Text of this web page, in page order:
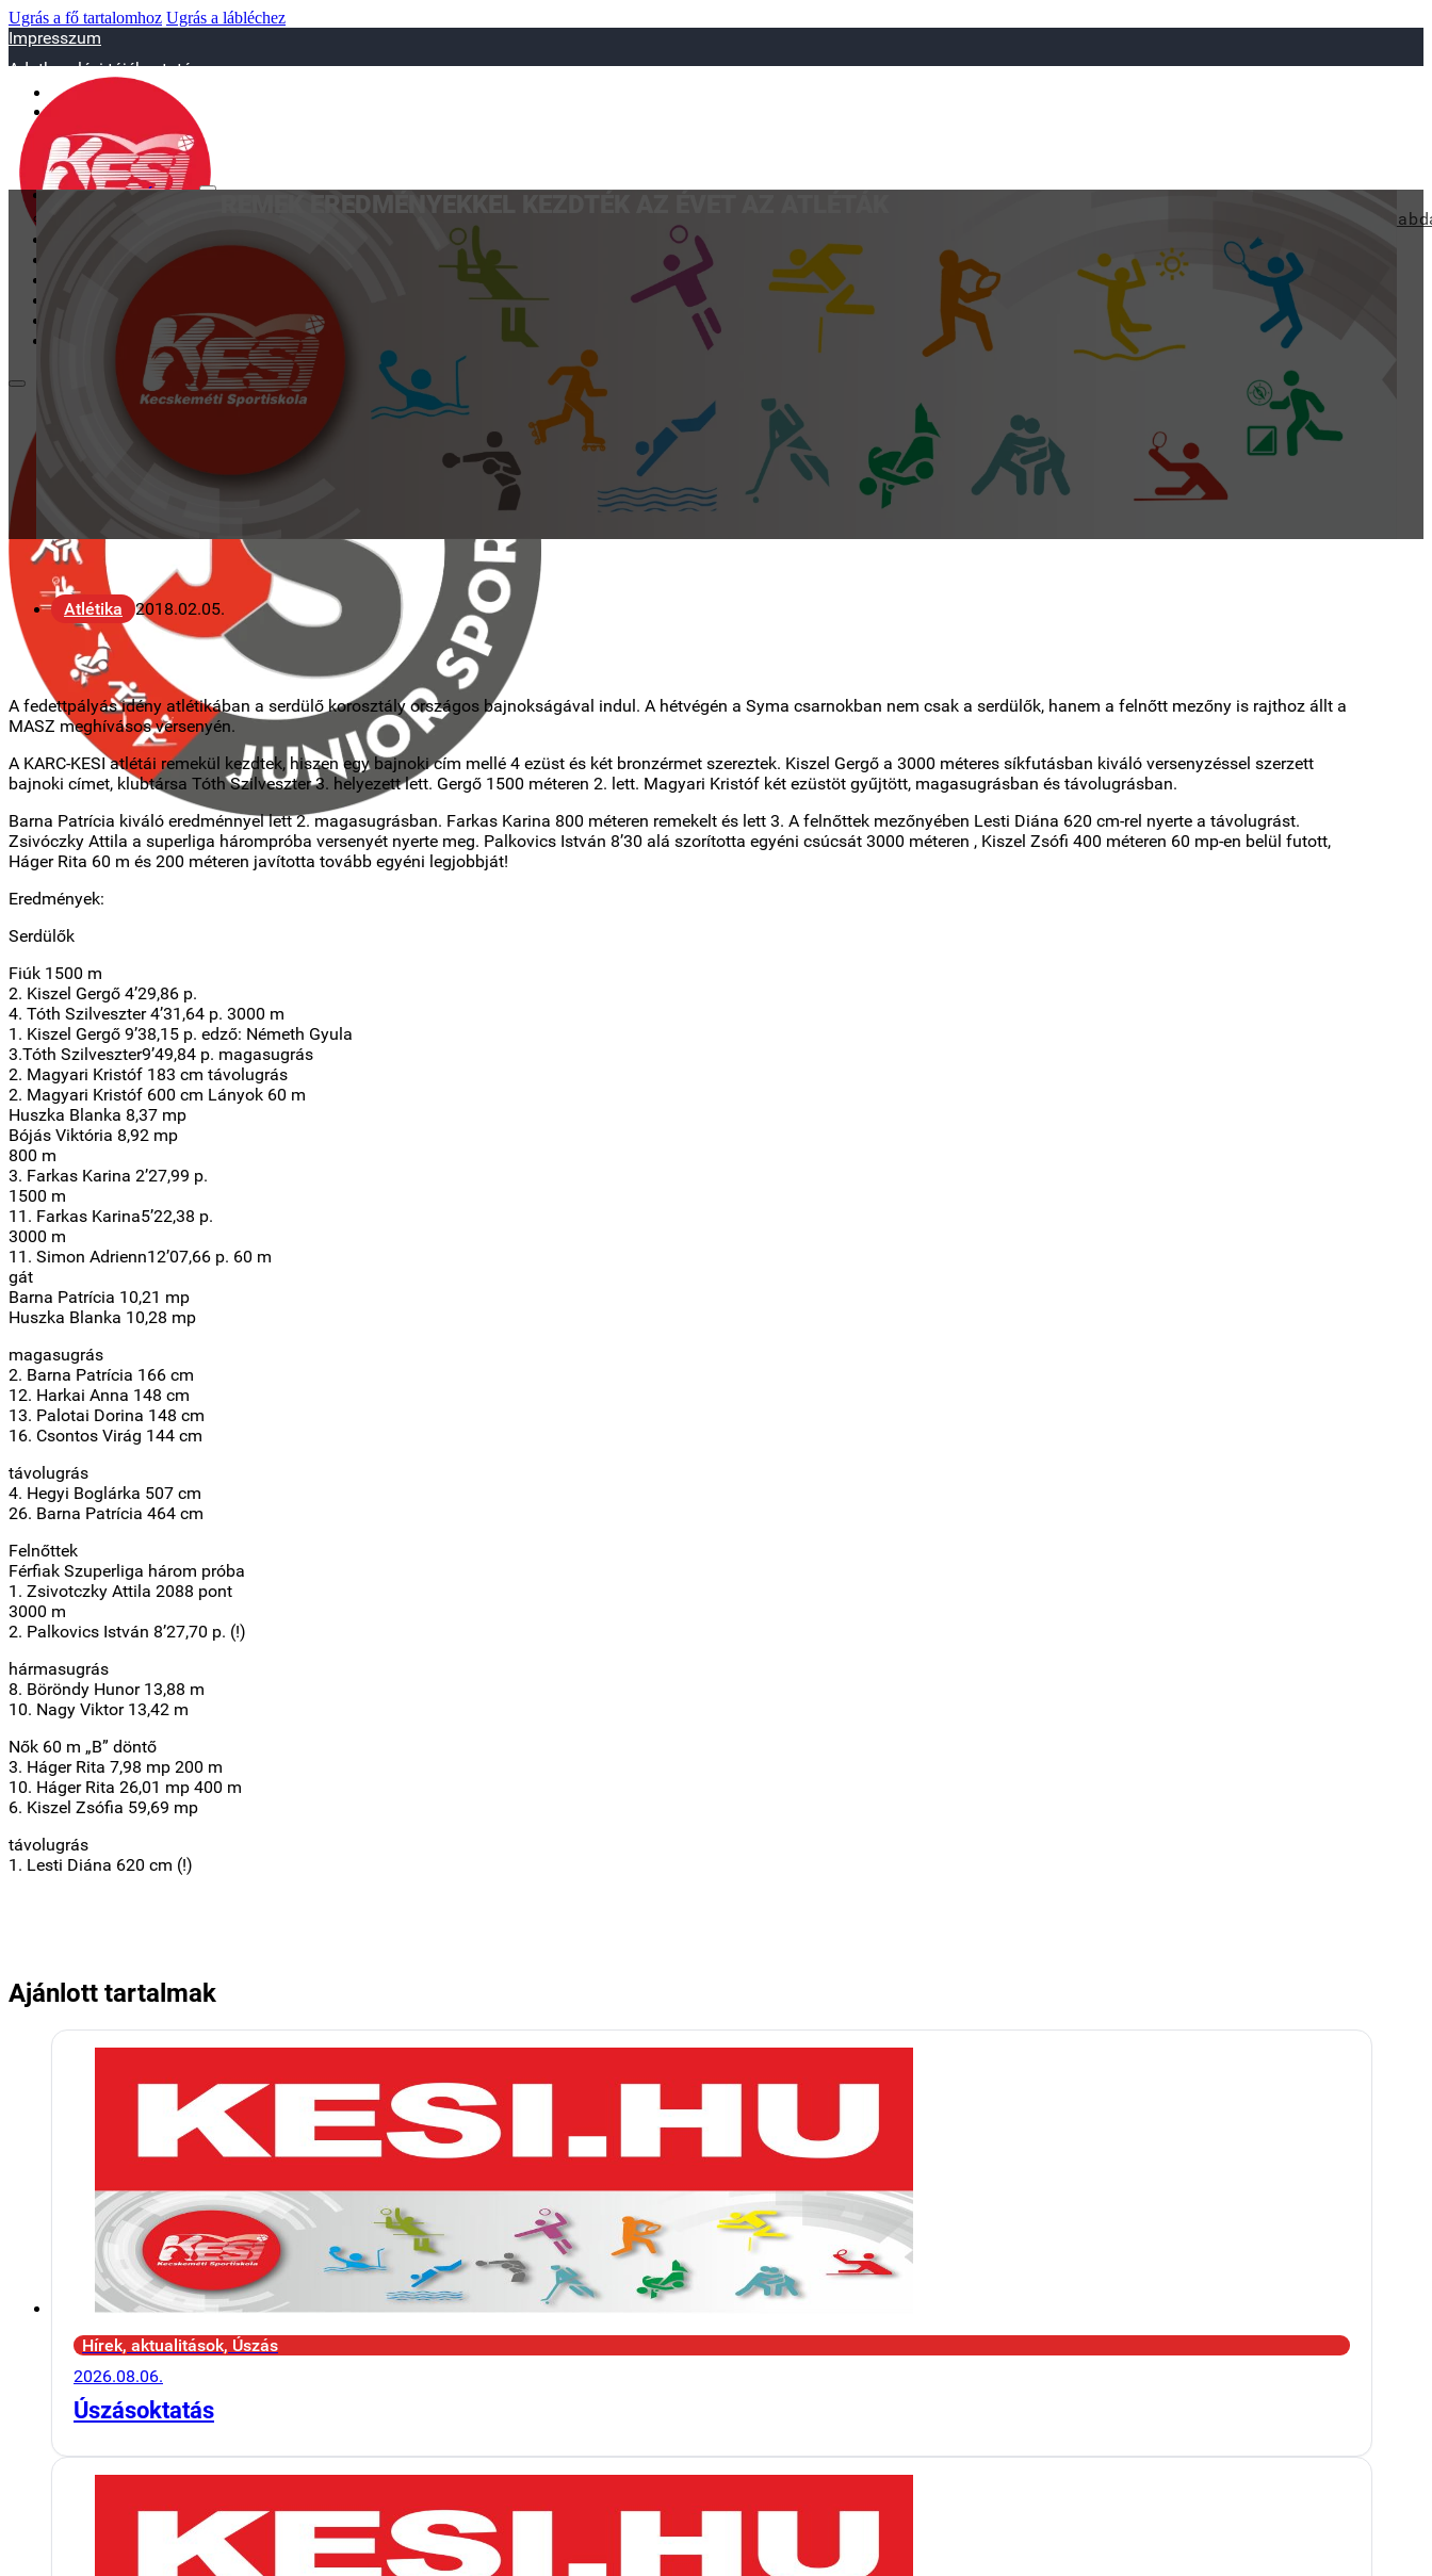
Ugrás a fő tartalomhoz Ugrás a lábléchez
Impresszum
Adatkezelési tájékoztató
sportiskola@juniorsportkft.hu
SZAKOSZTÁLYOK
KAPCSOLAT
REMEK EREDMÉNYEKKEL KEZDTÉK AZ ÉVET AZ ATLÉTÁK
Atlétika 2018.02.05.
A fedettpályás idény atlétikában a serdülő korosztály országos bajnokságával indul. A hétvégén a Syma csarnokban nem csak a serdülők, hanem a felnőtt mezőny is rajthoz állt a
MASZ meghívásos versenyén.
A KARC-KESI atlétái remekül kezdtek, hiszen egy bajnoki cím mellé 4 ezüst és két bronzérmet szereztek. Kiszel Gergő a 3000 méteres síkfutásban kiváló versenyzéssel szerzett
bajnoki címet, klubtársa Tóth Szilveszter 3. helyezett lett. Gergő 1500 méteren 2. lett. Magyari Kristóf két ezüstöt gyűjtött, magasugrásban és távolugrásban.
Barna Patrícia kiváló eredménnyel lett 2. magasugrásban. Farkas Karina 800 méteren remekelt és lett 3. A felnőttek mezőnyében Lesti Diána 620 cm-rel nyerte a távolugrást.
Zsivóczky Attila a superliga hárompróba versenyét nyerte meg. Palkovics István 8’30 alá szorította egyéni csúcsát 3000 méteren , Kiszel Zsófi 400 méteren 60 mp-en belül futott,
Háger Rita 60 m és 200 méteren javította tovább egyéni legjobbját!
Eredmények:
Serdülők
Fiúk 1500 m
2. Kiszel Gergő 4’29,86 p.
4. Tóth Szilveszter 4’31,64 p. 3000 m
1. Kiszel Gergő 9’38,15 p. edző: Németh Gyula
3.Tóth Szilveszter9’49,84 p. magasugrás
2. Magyari Kristóf 183 cm távolugrás
2. Magyari Kristóf 600 cm Lányok 60 m
Huszka Blanka 8,37 mp
Bójás Viktória 8,92 mp
800 m
3. Farkas Karina 2’27,99 p.
1500 m
11. Farkas Karina5’22,38 p.
3000 m
11. Simon Adrienn12’07,66 p. 60 m
gát
Barna Patrícia 10,21 mp
Huszka Blanka 10,28 mp
magasugrás
2. Barna Patrícia 166 cm
12. Harkai Anna 148 cm
13. Palotai Dorina 148 cm
16. Csontos Virág 144 cm
távolugrás
4. Hegyi Boglárka 507 cm
26. Barna Patrícia 464 cm
Felnőttek
Férfiak Szuperliga három próba
1. Zsivotczky Attila 2088 pont
3000 m
2. Palkovics István 8’27,70 p. (!)
hármasugrás
8. Böröndy Hunor 13,88 m
10. Nagy Viktor 13,42 m
Nők 60 m „B” döntő
3. Háger Rita 7,98 mp 200 m
10. Háger Rita 26,01 mp 400 m
6. Kiszel Zsófia 59,69 mp
távolugrás
1. Lesti Diána 620 cm (!)
Ajánlott tartalmak
Hírek, aktualitások, Úszás
2026.08.06.
Úszásoktatás